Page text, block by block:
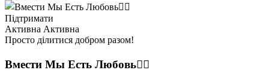
Підтримати
Активна Активна
Просто ділитися добром разом!
Вмести Мы Есть Любовь❤️‍🔥